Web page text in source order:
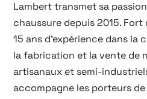
Lambert transmet sa
chaussure depuis 2015. Fort
15 ans d’expérience dans la
la fabrication et la vente de
artisanaux et semi-
accompagne les porteurs